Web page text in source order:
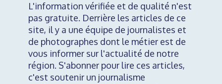
L'information vérifiée et de qualité n'est
pas gratuite. Derrière les articles de ce
site, il y a une équipe de journalistes et
de photographes dont le métier est de
vous informer sur l'actualité de notre
région. S'abonner pour lire ces articles,
c'est soutenir un journalisme